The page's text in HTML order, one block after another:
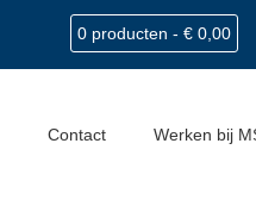
0 producten - € 0,00
Contact Werken bij